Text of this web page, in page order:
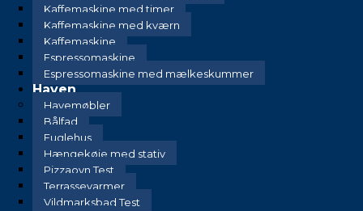
Kaffemaskine med timer
Kaffemaskine med kværn
Kaffemaskine
Espressomaskine
Espressomaskine med mælkeskummer
Haven
Havemøbler
Bålfad
Fuglehus
Hængekøje med stativ
Pizzaovn Test
Terrassevarmer
Vildmarksbad Test